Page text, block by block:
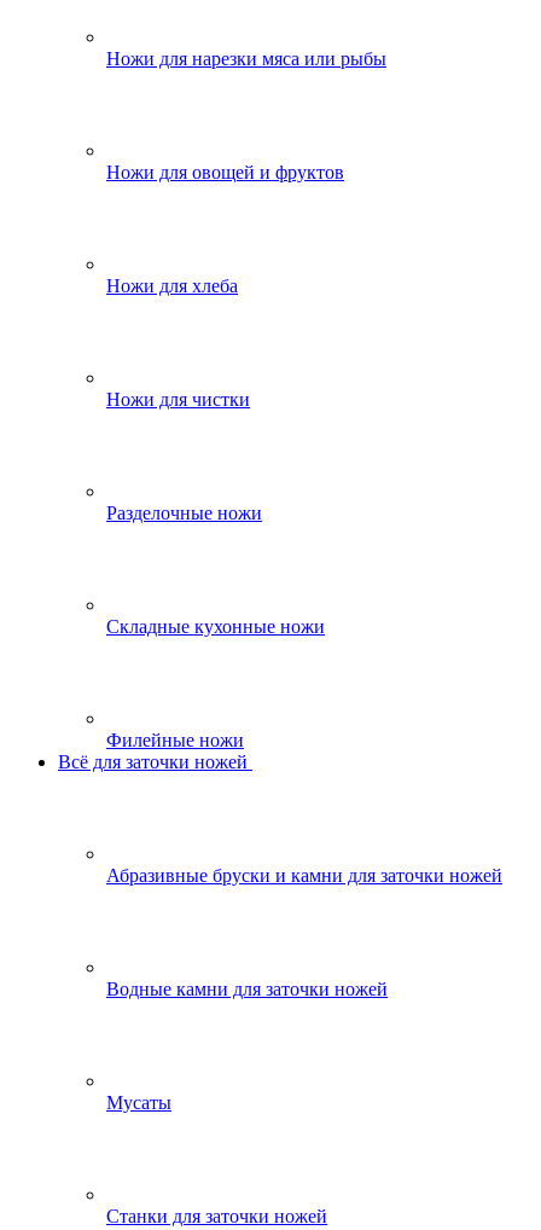
Ножи для нарезки мяса или рыбы
Ножи для овощей и фруктов
Ножи для хлеба
Ножи для чистки
Разделочные ножи
Складные кухонные ножи
Филейные ножи
Всё для заточки ножей
Абразивные бруски и камни для заточки ножей
Водные камни для заточки ножей
Мусаты
Станки для заточки ножей